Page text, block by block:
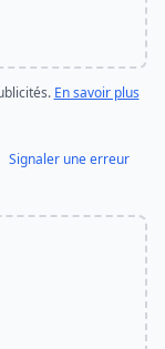
En savoir plus
Signaler une erreur